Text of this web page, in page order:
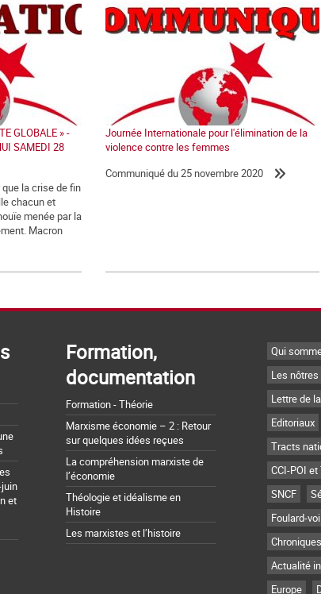
GLOBALE » -
SAMEDI 28
la crise de fin
chacun et
menée par la
Macron
Journée Internationale pour l'élimination de la
violence contre les femmes
Communiqué du 25 novembre 2020
et
Formation,
documentation
Formation - Théorie
Marxisme économie – 2 : Retour
sur quelques idées reçues
La compréhension marxiste de
l’économie
Théologie et idéalisme en
Histoire
Les marxistes et l’histoire
Qui
Les nôtres
Lettre de
Editoriaux
Tracts
CCI-POI
SNCF
Foulard-
Actualité
Europe